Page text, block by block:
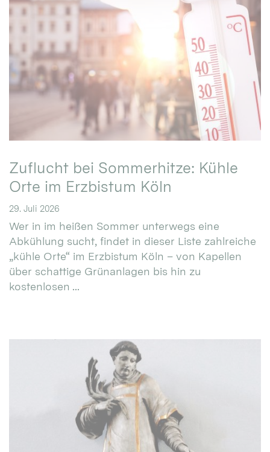
Zuflucht bei Sommerhitze: Kühle
Orte im Erzbistum Köln
29. Juli 2026
Wer in im heißen Sommer unterwegs eine
Abkühlung sucht, findet in dieser Liste zahlreiche
„kühle Orte“ im Erzbistum Köln – von Kapellen
über schattige Grünanlagen bis hin zu
kostenlosen ...